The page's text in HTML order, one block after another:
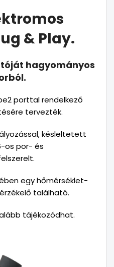
& Play.
hagyományos
porttal rendelkező
tervezték.
késleltetett
os por- és
egy hőmérséklet-
található.
tájékozódhat.